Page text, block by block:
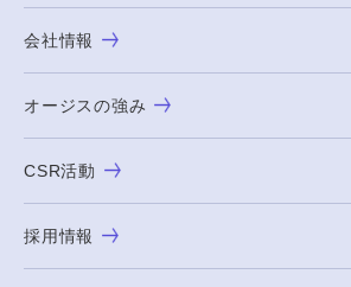
会社情報
オージスの強み
CSR活動
採用情報